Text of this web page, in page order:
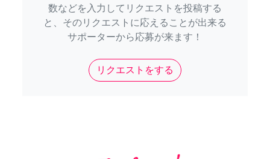
数などを入力してリクエストを投稿する
と、そのリクエストに応えることが出来る
サポーターから応募が来ます！
リクエストをする